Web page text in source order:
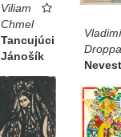
Viliam
Chmel
Tancujúci
Jánošík
Droppa